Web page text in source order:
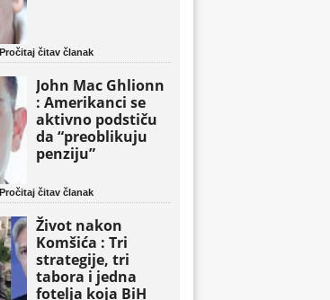
Pročitaj čitav članak
John Mac Ghlionn
: Amerikanci se
aktivno podstiču
da “preoblikuju
penziju”
Pročitaj čitav članak
Život nakon
Komšića : Tri
strategije, tri
tabora i jedna
fotelja koja BiH